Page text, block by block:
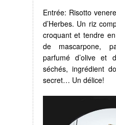
Entrée: Risotto
d’Herbes. Un riz
croquant et tendre
de mascarpone,
parfumé d’olive et
séchés, ingrédient
secret… Un délice!